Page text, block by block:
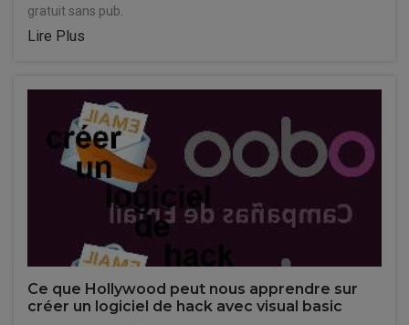
gratuit sans pub.
Lire Plus
Ce que Hollywood peut nous apprendre sur
créer un logiciel de hack avec visual basic